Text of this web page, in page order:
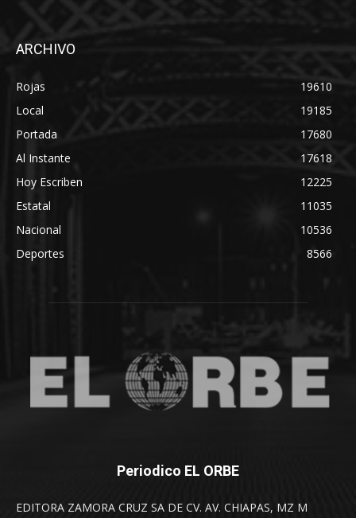
ARCHIVO
Rojas
19610
Local
19185
Portada
17680
Al Instante
17618
Hoy Escriben
12225
Estatal
11035
Nacional
10536
Deportes
8566
Periodico EL ORBE
EDITORA ZAMORA CRUZ SA DE CV. AV. CHIAPAS, MZ M